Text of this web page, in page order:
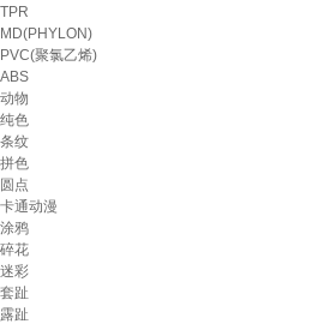
TPR
MD(PHYLON)
PVC(聚氯乙烯)
ABS
动物
纯色
条纹
拼色
圆点
卡通动漫
涂鸦
碎花
迷彩
套趾
露趾